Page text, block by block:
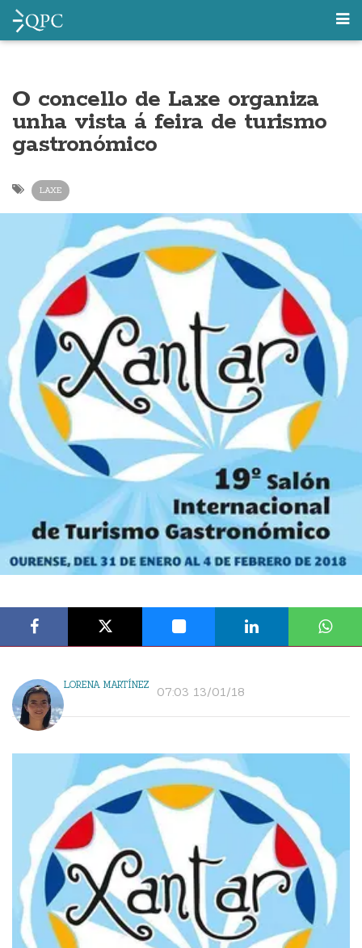
O concello de Laxe organiza
unha vista á feira de turismo
gastronómico
LAXE
LORENA MARTÍNEZ 07:03 13/01/18